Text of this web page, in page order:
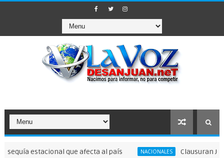
que afecta al país NACIONALES Clausuran JCC 2026;